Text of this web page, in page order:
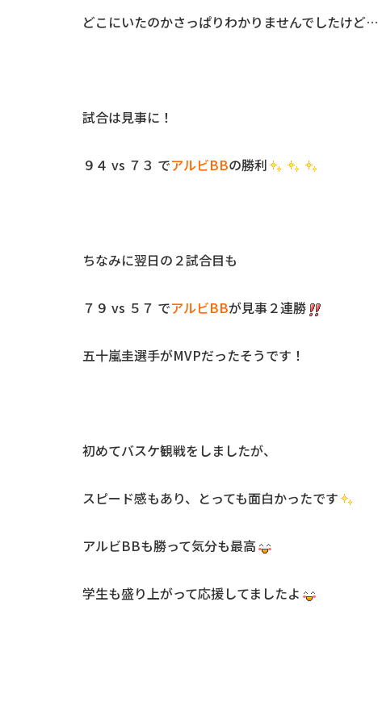
どこにいたのかさっぱりわかりませんでしたけど…
試合は見事に！
９４ vs ７３ でアルビBBの勝利
ちなみに翌日の２試合目も
７９ vs ５７ でアルビBBが見事２連勝
五十嵐圭選手がMVPだったそうです！
初めてバスケ観戦をしましたが、
スピード感もあり、とっても面白かったです
アルビBBも勝って気分も最高
学生も盛り上がって応援してましたよ